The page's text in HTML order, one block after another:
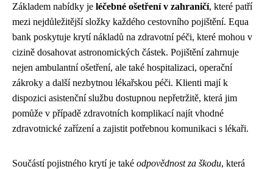
Základem nabídky je léčebné ošetření v zahraničí, které patří
mezi nejdůležitější složky každého cestovního pojištění. Equa
bank poskytuje krytí nákladů na zdravotní péči, které mohou v
cizině dosahovat astronomických částek. Pojištění zahrnuje
nejen ambulantní ošetření, ale také hospitalizaci, operační
zákroky a další nezbytnou lékařskou péči. Klienti mají k
dispozici asistenční službu dostupnou nepřetržitě, která jim
pomůže v případě zdravotních komplikací najít vhodné
zdravotnické zařízení a zajistit potřebnou komunikaci s lékaři.
Součástí pojistného krytí je také odpovědnost za škodu, která